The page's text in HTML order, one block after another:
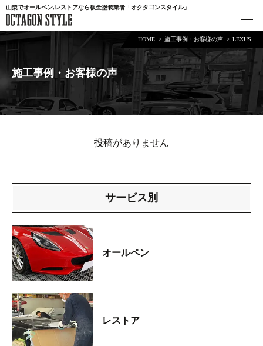
山梨でオールペン,レストアなら板金塗装業者「オクタゴンスタイル」
施工事例・お客様の声
HOME 施工事例・お客様の声 LEXUS
投稿がありません
サービス別
オールペン
レストア